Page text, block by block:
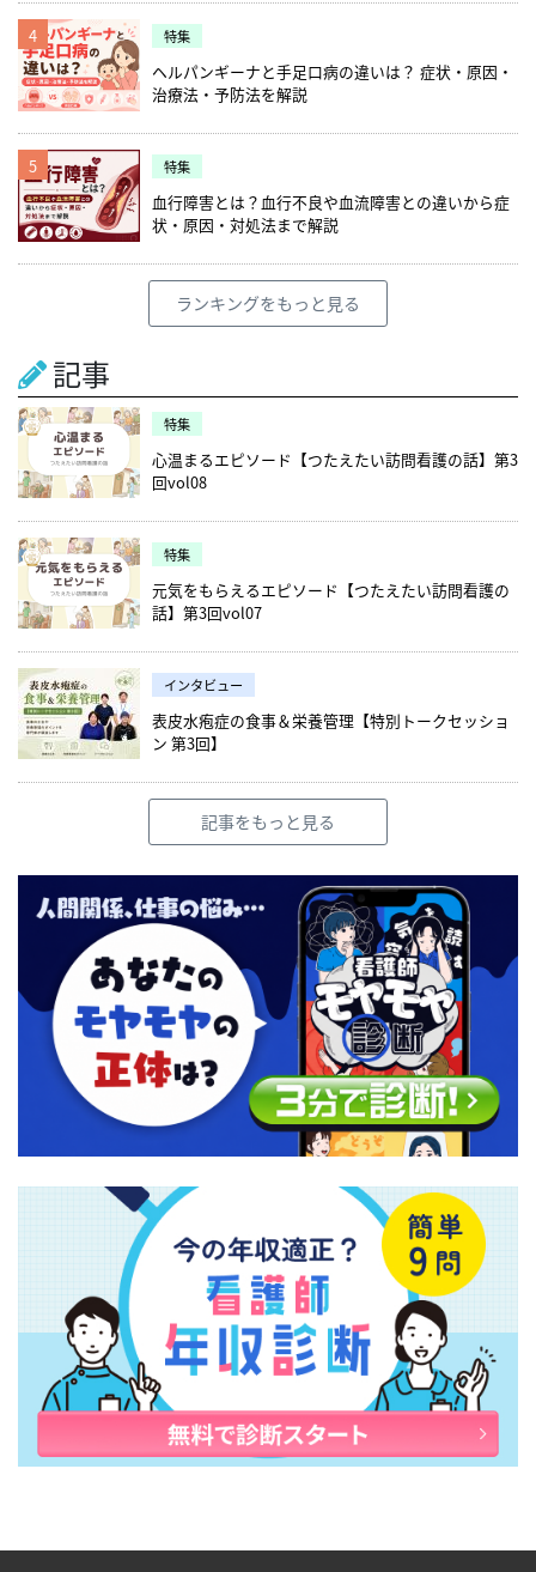
4 特集
ヘルパンギーナと手足口病の違いは？ 症状・原因・
治療法・予防法を解説
5 特集
血行障害とは？血行不良や血流障害との違いから症
状・原因・対処法まで解説
ランキングをもっと見る
記事
特集
心温まるエピソード【つたえたい訪問看護の話】第3
回vol08
特集
元気をもらえるエピソード【つたえたい訪問看護の
話】第3回vol07
インタビュー
表皮水疱症の食事＆栄養管理【特別トークセッショ
ン 第3回】
記事をもっと見る